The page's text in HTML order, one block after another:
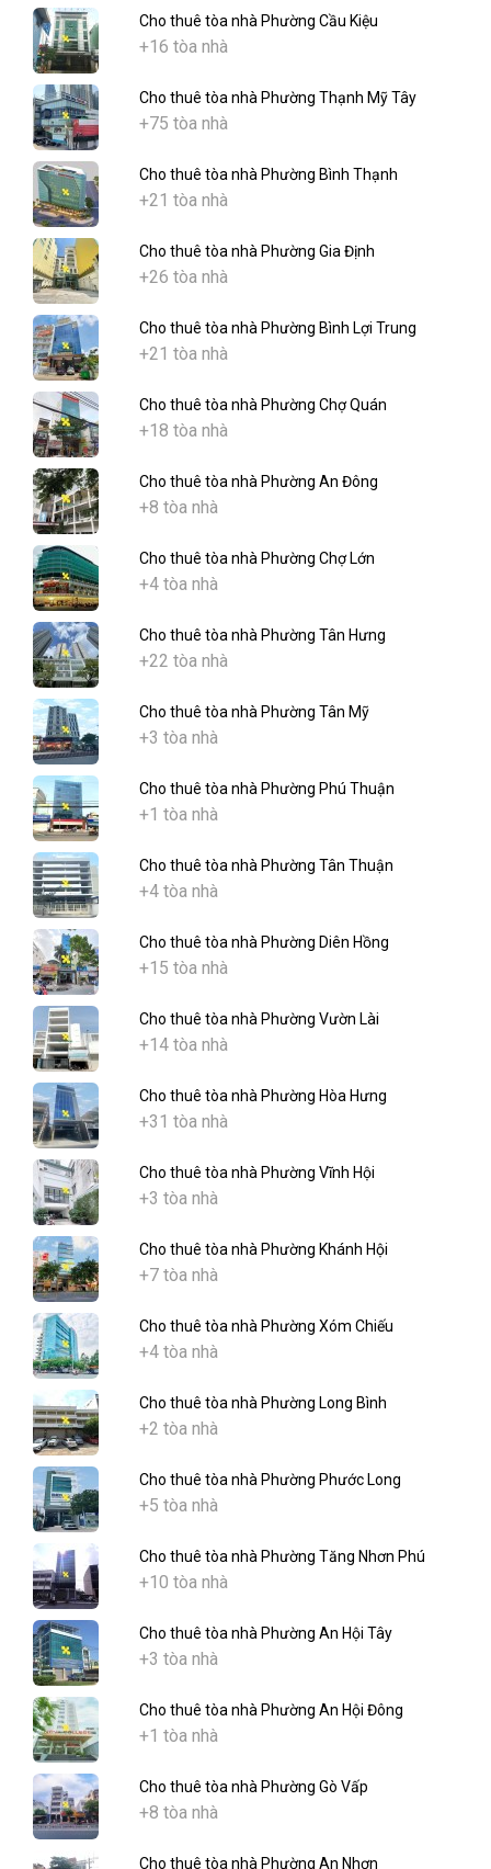
Cho thuê tòa nhà Phường Cầu Kiệu
+16 tòa nhà
Cho thuê tòa nhà Phường Thạnh Mỹ Tây
+75 tòa nhà
Cho thuê tòa nhà Phường Bình Thạnh
+21 tòa nhà
Cho thuê tòa nhà Phường Gia Định
+26 tòa nhà
Cho thuê tòa nhà Phường Bình Lợi Trung
+21 tòa nhà
Cho thuê tòa nhà Phường Chợ Quán
+18 tòa nhà
Cho thuê tòa nhà Phường An Đông
+8 tòa nhà
Cho thuê tòa nhà Phường Chợ Lớn
+4 tòa nhà
Cho thuê tòa nhà Phường Tân Hưng
+22 tòa nhà
Cho thuê tòa nhà Phường Tân Mỹ
+3 tòa nhà
Cho thuê tòa nhà Phường Phú Thuận
+1 tòa nhà
Cho thuê tòa nhà Phường Tân Thuận
+4 tòa nhà
Cho thuê tòa nhà Phường Diên Hồng
+15 tòa nhà
Cho thuê tòa nhà Phường Vườn Lài
+14 tòa nhà
Cho thuê tòa nhà Phường Hòa Hưng
+31 tòa nhà
Cho thuê tòa nhà Phường Vĩnh Hội
+3 tòa nhà
Cho thuê tòa nhà Phường Khánh Hội
+7 tòa nhà
Cho thuê tòa nhà Phường Xóm Chiếu
+4 tòa nhà
Cho thuê tòa nhà Phường Long Bình
+2 tòa nhà
Cho thuê tòa nhà Phường Phước Long
+5 tòa nhà
Cho thuê tòa nhà Phường Tăng Nhơn Phú
+10 tòa nhà
Cho thuê tòa nhà Phường An Hội Tây
+3 tòa nhà
Cho thuê tòa nhà Phường An Hội Đông
+1 tòa nhà
Cho thuê tòa nhà Phường Gò Vấp
+8 tòa nhà
Cho thuê tòa nhà Phường An Nhơn